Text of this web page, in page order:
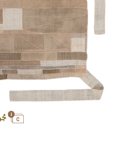
جُوگَاگ بُو (پارچه چهل تکه)